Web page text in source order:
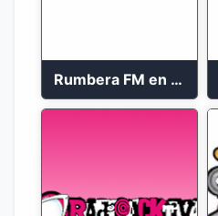
Rumbera FM en vivo 24/7